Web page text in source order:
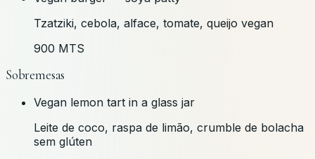
Tzatziki, cebola, alface, tomate, queijo vegan
900 MTS
Sobremesas
Vegan lemon tart in a glass jar
Leite de coco, raspa de limão, crumble de bolacha
sem glúten